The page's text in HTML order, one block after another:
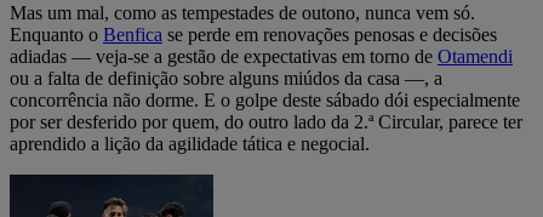
Mas um mal, como as tempestades de outono, nunca vem só.
Enquanto o Benfica se perde em renovações penosas e decisões
adiadas — veja-se a gestão de expectativas em torno de Otamendi
ou a falta de definição sobre alguns miúdos da casa —, a
concorrência não dorme. E o golpe deste sábado dói especialmente
por ser desferido por quem, do outro lado da 2.ª Circular, parece ter
aprendido a lição da agilidade tática e negocial.